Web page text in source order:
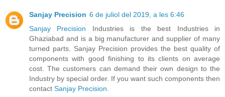
Sanjay Precision 6 de juliol del 2019, a les 6:46
Sanjay Precision Industries is the best Industries in
Ghaziabad and is a big manufacturer and supplier of many
turned parts. Sanjay Precision provides the best quality of
components with good finishing to its clients on average
cost. The customers can demand their own design to the
Industry by special order. If you want such components then
contact Sanjay Precision.